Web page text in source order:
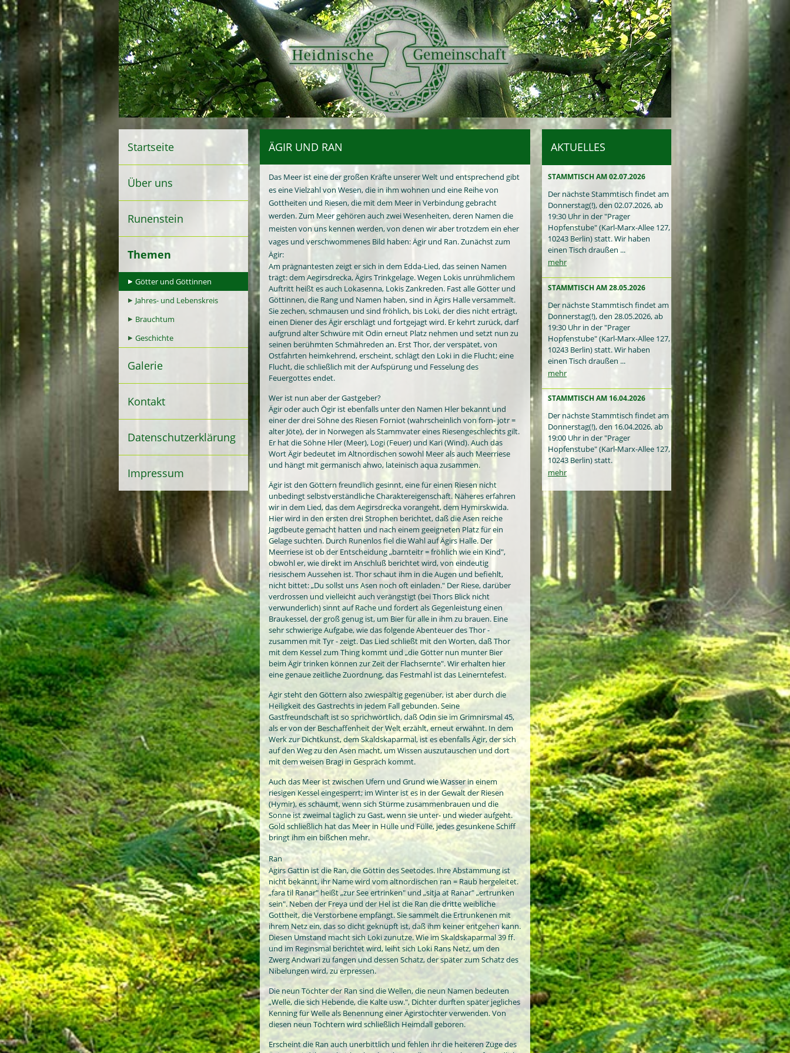
Startseite
Über uns
Runenstein
Themen
Götter und Göttinnen
Jahres- und Lebenskreis
Brauchtum
Geschichte
Galerie
Kontakt
Datenschutzerklärung
Impressum
ÄGIR UND RAN
Das Meer ist eine der großen Kräfte unserer Welt und entsprechend gibt
es eine Vielzahl von Wesen, die in ihm wohnen und eine Reihe von
Gottheiten und Riesen, die mit dem Meer in Verbindung gebracht
werden. Zum Meer gehören auch zwei Wesenheiten, deren Namen die
meisten von uns kennen werden, von denen wir aber trotzdem ein eher
vages und verschwommenes Bild haben: Ägir und Ran. Zunächst zum
Ägir:
Am prägnantesten zeigt er sich in dem Edda-Lied, das seinen Namen
trägt: dem Aegirsdrecka, Ägirs Trinkgelage. Wegen Lokis unrühmlichem
Auftritt heißt es auch Lokasenna, Lokis Zankreden. Fast alle Götter und
Göttinnen, die Rang und Namen haben, sind in Ägirs Halle versammelt.
Sie zechen, schmausen und sind fröhlich, bis Loki, der dies nicht erträgt,
einen Diener des Ägir erschlägt und fortgejagt wird. Er kehrt zurück, darf
aufgrund alter Schwüre mit Odin erneut Platz nehmen und setzt nun zu
seinen berühmten Schmähreden an. Erst Thor, der verspätet, von
Ostfahrten heimkehrend, erscheint, schlägt den Loki in die Flucht; eine
Flucht, die schließlich mit der Aufspürung und Fesselung des
Feuergottes endet.
Wer ist nun aber der Gastgeber?
Ägir oder auch Ögir ist ebenfalls unter den Namen Hler bekannt und
einer der drei Söhne des Riesen Forniot (wahrscheinlich von forn- jotr =
alter Jöte), der in Norwegen als Stammvater eines Riesengeschlechts gilt.
Er hat die Söhne Hler (Meer), Logi (Feuer) und Kari (Wind). Auch das
Wort Ägir bedeutet im Altnordischen sowohl Meer als auch Meerriese
und hängt mit germanisch ahwo, lateinisch aqua zusammen.
Ägir ist den Göttern freundlich gesinnt, eine für einen Riesen nicht
unbedingt selbstverständliche Charaktereigenschaft. Näheres erfahren
wir in dem Lied, das dem Aegirsdrecka vorangeht, dem Hymirskwida.
Hier wird in den ersten drei Strophen berichtet, daß die Asen reiche
Jagdbeute gemacht hatten und nach einem geeigneten Platz für ein
Gelage suchten. Durch Runenlos fiel die Wahl auf Ägirs Halle. Der
Meerriese ist ob der Entscheidung „barnteitr = fröhlich wie ein Kind",
obwohl er, wie direkt im Anschluß berichtet wird, von eindeutig
riesischem Aussehen ist. Thor schaut ihm in die Augen und befiehlt,
nicht bittet: „Du sollst uns Asen noch oft einladen." Der Riese, darüber
verdrossen und vielleicht auch verängstigt (bei Thors Blick nicht
verwunderlich) sinnt auf Rache und fordert als Gegenleistung einen
Braukessel, der groß genug ist, um Bier für alle in ihm zu brauen. Eine
sehr schwierige Aufgabe, wie das folgende Abenteuer des Thor -
zusammen mit Tyr - zeigt. Das Lied schließt mit den Worten, daß Thor
mit dem Kessel zum Thing kommt und „die Götter nun munter Bier
beim Ägir trinken können zur Zeit der Flachsernte". Wir erhalten hier
eine genaue zeitliche Zuordnung, das Festmahl ist das Leinerntefest.
Ägir steht den Göttern also zwiespältig gegenüber, ist aber durch die
Heiligkeit des Gastrechts in jedem Fall gebunden. Seine
Gastfreundschaft ist so sprichwörtlich, daß Odin sie im Grimnirsmal 45,
als er von der Beschaffenheit der Welt erzählt, erneut erwähnt. In dem
Werk zur Dichtkunst, dem Skaldskaparmal, ist es ebenfalls Ägir, der sich
auf den Weg zu den Asen macht, um Wissen auszutauschen und dort
mit dem weisen Bragi in Gespräch kommt.
Auch das Meer ist zwischen Ufern und Grund wie Wasser in einem
riesigen Kessel eingesperrt; im Winter ist es in der Gewalt der Riesen
(Hymir), es schäumt, wenn sich Stürme zusammenbrauen und die
Sonne ist zweimal täglich zu Gast, wenn sie unter- und wieder aufgeht.
Gold schließlich hat das Meer in Hülle und Fülle, jedes gesunkene Schiff
bringt ihm ein bißchen mehr.
Ran
Ägirs Gattin ist die Ran, die Göttin des Seetodes. Ihre Abstammung ist
nicht bekannt, ihr Name wird vom altnordischen ran = Raub hergeleitet.
„fara til Ranar" heißt „zur See ertrinken" und „sitja at Ranar" „ertrunken
sein". Neben der Freya und der Hel ist die Ran die dritte weibliche
Gottheit, die Verstorbene empfängt. Sie sammelt die Ertrunkenen mit
ihrem Netz ein, das so dicht geknüpft ist, daß ihm keiner entgehen kann.
Diesen Umstand macht sich Loki zunutze. Wie im Skaldskaparmal 39 ff.
und im Reginsmal berichtet wird, leiht sich Loki Rans Netz, um den
Zwerg Andwari zu fangen und dessen Schatz, der später zum Schatz des
Nibelungen wird, zu erpressen.
Die neun Töchter der Ran sind die Wellen, die neun Namen bedeuten
„Welle, die sich Hebende, die Kalte usw.", Dichter durften später jegliches
Kenning für Welle als Benennung einer Ägirstochter verwenden. Von
diesen neun Töchtern wird schließlich Heimdall geboren.
Erscheint die Ran auch unerbittlich und fehlen ihr die heiteren Züge des
AKTUELLES
STAMMTISCH AM 02.07.2026
Der nächste Stammtisch findet am
Donnerstag(!), den 02.07.2026, ab
19:30 Uhr in der "Prager
Hopfenstube" (Karl-Marx-Allee 127,
10243 Berlin) statt. Wir haben
einen Tisch draußen ...
mehr
STAMMTISCH AM 28.05.2026
Der nächste Stammtisch findet am
Donnerstag(!), den 28.05.2026, ab
19:30 Uhr in der "Prager
Hopfenstube" (Karl-Marx-Allee 127,
10243 Berlin) statt. Wir haben
einen Tisch draußen ...
mehr
STAMMTISCH AM 16.04.2026
Der nächste Stammtisch findet am
Donnerstag(!), den 16.04.2026, ab
19:00 Uhr in der "Prager
Hopfenstube" (Karl-Marx-Allee 127,
10243 Berlin) statt.
mehr